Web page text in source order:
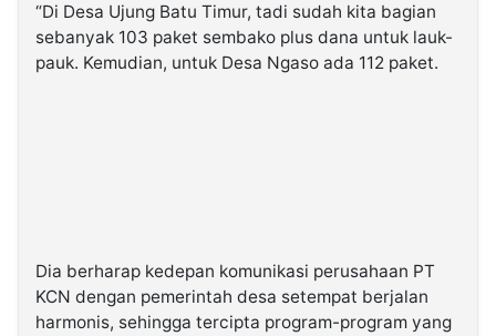
“Di Desa Ujung Batu Timur, tadi sudah kita bagian
sebanyak 103 paket sembako plus dana untuk lauk-
pauk. Kemudian, untuk Desa Ngaso ada 112 paket.
Dia berharap kedepan komunikasi perusahaan PT
KCN dengan pemerintah desa setempat berjalan
harmonis, sehingga tercipta program-program yang